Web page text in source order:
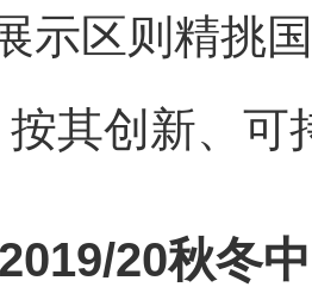
示区则精挑
其创新、可
2019/20秋冬